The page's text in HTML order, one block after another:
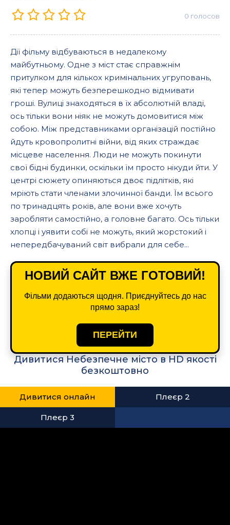
0 голосов
Дії фільму відбуваються в недалекому
майбутньому. Одне з міст стає справжнім
притулком для кількох кримінальних угруповань,
які тепер можуть безперешкодно відмивати
гроші. Вулиці знаходяться в їх абсолютній владі,
ось тільки вони ніяк не можуть домовитися між
собою. Між представниками організацій постійно
йдуть кровопролитні війни, від яких страждає
місцеве населення. Люди не можуть покинути
свої бідні будинки, оскільки їм просто нікуди йти. У
центрі сюжету опиняються двоє підлітків, які
мріють стати членами злочинної банди. Їм всього
по тринадцять років, але вони вже хочуть
заробляти самостійно, а головне багато. Ось тільки
хлопці і уявити собі не можуть, який жорстокий і
непередбачуваний світ вибрали для себе...
НОВИЙ САЙТ ВЖЕ ГОТОВИЙ!
Фільми додаються щодня. Приєднуйтесь до нас
прямо зараз!
ПЕРЕЙТИ
Дивитися Небезпечне місто в HD якості
безкоштовно
Дивитися онлайн Плеєр 2
Плеєр 3